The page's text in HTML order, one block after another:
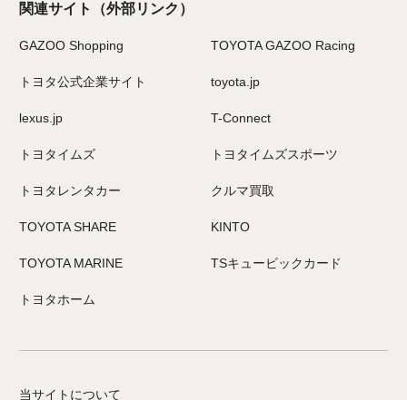
関連サイト （外部リンク）
GAZOO Shopping TOYOTA GAZOO Racing
トヨタ公式企業サイト toyota.jp
lexus.jp T-Connect
トヨタイムズ トヨタイムズスポーツ
トヨタレンタカー クルマ買取
TOYOTA SHARE KINTO
TOYOTA MARINE TSキュービックカード
トヨタホーム
当サイトについて